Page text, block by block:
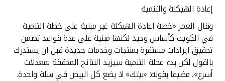
إعادة الهيكلة والتنمية
وقال العمر «خطة اعادة الهيكلة غير مبنية على خطة التنمية
في الكويت كأساس وحيد لكنها مبنية على عدة قواعد تضمن
تحقيق ايرادات مستقرة بمنتجات وخدمات جديدة قبل ان يستدرك
بالقول لكن بدء عجلة التنمية سيزيد النتائج المحققة بمعدلات
أسرع»، مضيفا بقوله: «بيتك» لا يضع كل البيض في سلة واحدة.